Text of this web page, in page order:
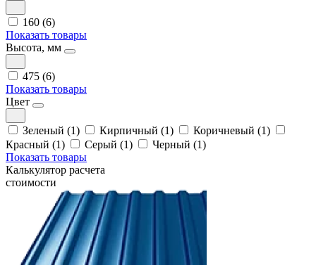
160 (6)
Показать товары
Высота, мм
475 (6)
Показать товары
Цвет
Зеленый (1) Кирпичный (1)
Коричневый (1)
Красный (1)
Серый (1)
Черный (1)
Показать товары
Калькулятор расчета
стоимости